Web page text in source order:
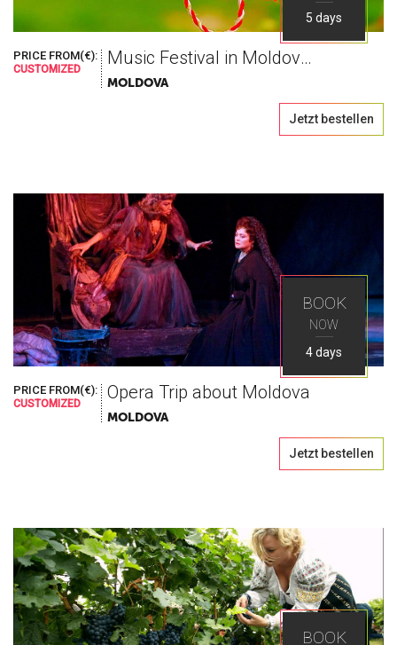
5 days
PRICE FROM(€):
CUSTOMIZED
Music Festival in Moldova - Martisor
MOLDOVA
Jetzt bestellen
BOOK
NOW
4 days
PRICE FROM(€):
CUSTOMIZED
Opera Trip about Moldova
MOLDOVA
Jetzt bestellen
BOOK